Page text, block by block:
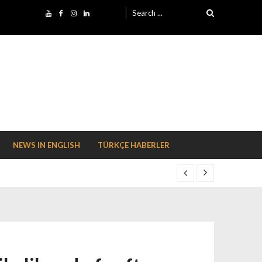
Search for:
NEWS IN ENGLISH TÜRKÇE HABERLER